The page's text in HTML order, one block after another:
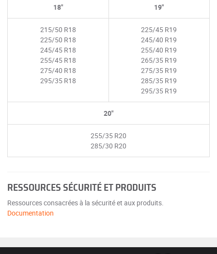
18"
215/50 R18
225/50 R18
245/45 R18
255/45 R18
275/40 R18
295/35 R18
19"
225/45 R19
245/40 R19
255/40 R19
265/35 R19
275/35 R19
285/35 R19
295/35 R19
20"
255/35 R20
285/30 R20
RESSOURCES SÉCURITÉ ET PRODUITS
Ressources consacrées à la sécurité et aux produits.
Documentation